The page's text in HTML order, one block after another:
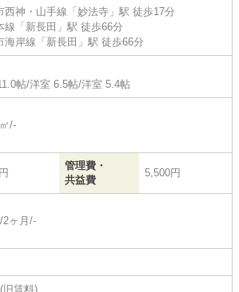
西神・山手線 「 妙法寺 」駅 徒歩17分
線 「 新長田 」駅 徒歩66分
海岸線 「 新長田 」駅 徒歩66分
帖/洋室 6.5帖/洋室 5.4帖
/-
管理費・
共益費
5,500円
2ヶ月/-
旧賃料)